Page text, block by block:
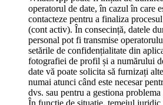
operatorul de date, în cazul în care
contacteze pentru a finaliza
(cont activ). În consecință, datele
personal pot fi transmise
setările de confidențialitate din
fotografiei de profil și a numărului
date vă poate solicita să furnizați
numai atunci când este necesar
dvs. sau pentru a gestiona
În funcție de situație, temeiul juridic